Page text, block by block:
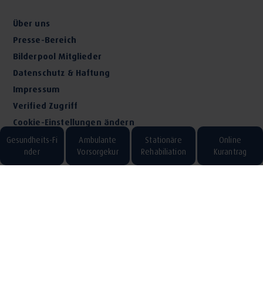
Gesundheits-Fi
nder
Ambulante
Vorsorgekur
Stationäre
Rehabiliation
Online
Kurantrag
Über uns
Presse-Bereich
Bilderpool Mitglieder
Datenschutz & Haftung
Impressum
Verified Zugriff
Cookie-Einstellungen ändern
Zum Bayerischen Heilbäder Verband